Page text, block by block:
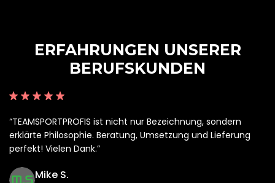
ERFAHRUNGEN UNSERER
BERUFSKUNDEN
“TEAMSPORTPROFIS ist nicht nur Bezeichnung, sondern
erklärte Philosophie. Beratung, Umsetzung und Lieferung
perfekt! Vielen Dank.”
Mike S.